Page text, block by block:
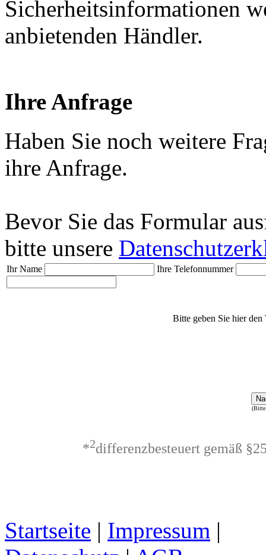
Sicherheitsinformationen
anbietenden Händler.
Ihre Anfrage
Haben Sie noch weitere
ihre Anfrage.
Bevor Sie das Formular
bitte unsere
Ihr Name Ihre Telefonnummer
Bitte geben Sie hier
(Bitte
*2differenzbesteuert gemäß
Startseite | Impressum |